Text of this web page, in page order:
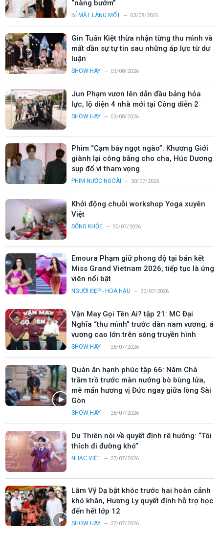
“nàng bướm”
BÍ MẬT LÀNG MỐT 03/08/2026
Gin Tuấn Kiệt thừa nhận từng thu mình và
mất dần sự tự tin sau những áp lực từ dư
luận
SHOW HAY 03/08/2026
Jun Phạm vươn lên dẫn đầu bảng hỏa
lực, lộ diện 4 nhà mới tại Công diễn 2
SHOW HAY 03/08/2026
Phim “Cạm bẫy ngọt ngào”: Khương Giới
giành lại công bằng cho cha, Húc Dương
sụp đổ vì tham vọng
PHIM NƯỚC NGOÀI 30/07/2026
Khởi động chuỗi workshop Yoga xuyên
Việt
SỐNG KHỎE 30/07/2026
Emoura Phạm giữ phong độ tại bán kết
Miss Grand Vietnam 2026, tiếp tục là ứng
viên nổi bật
NGƯỜI ĐẸP - HOA HẬU 30/07/2026
Vận May Gọi Tên Ai? tập 21: MC Đại
Nghĩa “thu mình” trước dàn nam vương, á
vương cao lớn trên sóng truyền hình
SHOW HAY 28/07/2026
Quán ăn hạnh phúc tập 66: Năm Chà
trầm trồ trước màn nướng bò bùng lửa,
mê mẩn hương vị Đức ngay giữa lòng Sài
Gòn
SHOW HAY 28/07/2026
Du Thiên nói về quyết định rẽ hướng: “Tôi
thích đi đường khó”
NHẠC VIỆT 27/07/2026
Lâm Vỹ Dạ bật khóc trước hai hoàn cảnh
khó khăn, Hương Ly quyết định hỗ trợ học
đến hết lớp 12
SHOW HAY 27/07/2026